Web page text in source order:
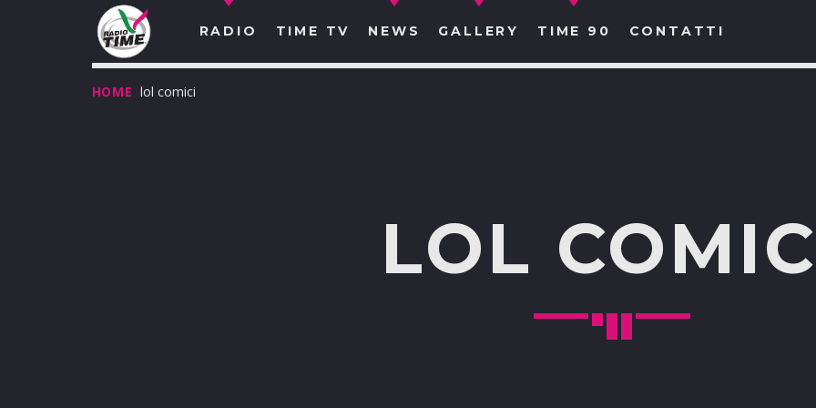
RADIO TIME TV NEWS GALLERY TIME 90 CONTATTI
HOME lol comici
LOL